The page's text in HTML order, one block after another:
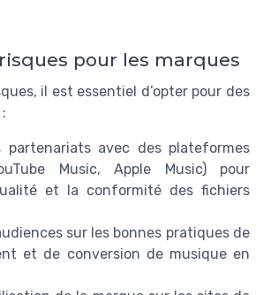
pour les marques
il est essentiel d’opter pour des
partenariats avec des plateformes
Music, Apple Music) pour
et la conformité des fichiers
sur les bonnes pratiques de
et de conversion de musique en